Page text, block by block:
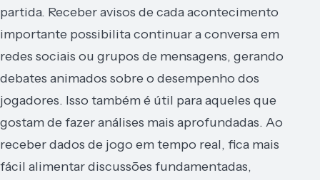
partida. Receber avisos de cada acontecimento
importante possibilita continuar a conversa em
redes sociais ou grupos de mensagens, gerando
debates animados sobre o desempenho dos
jogadores. Isso também é útil para aqueles que
gostam de fazer análises mais aprofundadas. Ao
receber dados de jogo em tempo real, fica mais
fácil alimentar discussões fundamentadas,